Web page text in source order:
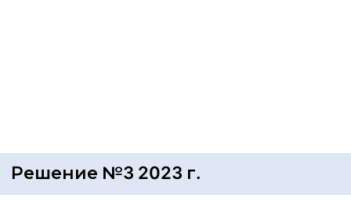
Решение №3 2023 г.